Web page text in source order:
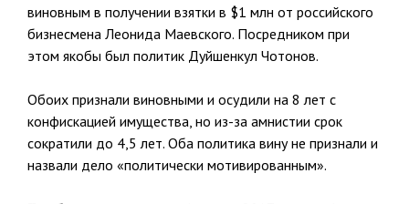
виновным в получении взятки в $1 млн от российского
бизнесмена Леонида Маевского. Посредником при
этом якобы был политик Дуйшенкул Чотонов.
Обоих признали виновными и осудили на 8 лет с
конфискацией имущества, но из-за амнистии срок
сократили до 4,5 лет. Оба политика вину не признали и
назвали дело «политически мотивированным».